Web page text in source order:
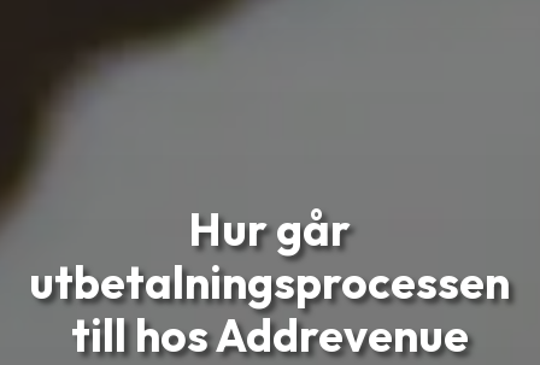
Hur går
utbetalningsprocessen
till hos Addrevenue